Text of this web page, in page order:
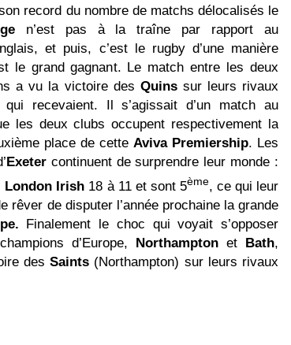
record du nombre de matchs délocalisés le
n’est pas à la traîne par rapport au
et puis, c’est le rugby d’une manière
le grand gagnant. Le match entre les deux
a vu la victoire des Quinssur leurs rivaux
recevaient. Il s’agissait d’un match au
les deux clubs occupent respectivement la
place de cette Aviva Premiership. Les
Exetercontinuent de surprendre leur monde :
London Irish 18 à 11 et sont 5ème, ce qui leur
rêver de disputer l’année prochaine la grande
Finalement le choc qui voyait s’opposer
d’Europe, Northampton et Bath,
desSaints (Northampton) sur leurs rivaux